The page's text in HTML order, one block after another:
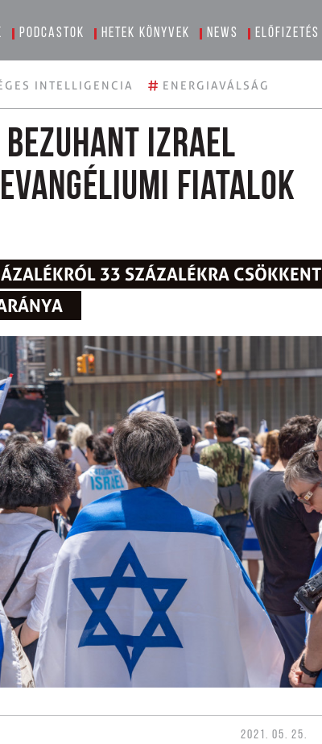
Podcastok Hetek könyvek News Előfizetés
INTELLIGENCIA # ENERGIAVÁLSÁG
bezuhant Izrael
fiatalok
33 SZÁZALÉKRA CSÖKKENT
2021. 05. 25.